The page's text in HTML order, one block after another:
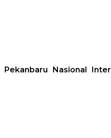
Pekanbaru Nasional